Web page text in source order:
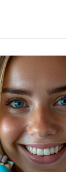
ke mně na